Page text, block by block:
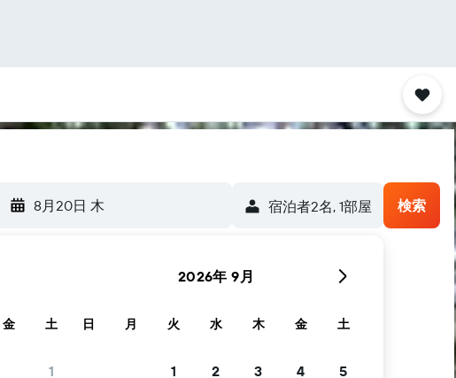
8月20日 木 宿泊者2名, 1​部屋 検索
金 土
1
2026年 9月
日 月 火 水 木 金 土
1 2 3 4 5